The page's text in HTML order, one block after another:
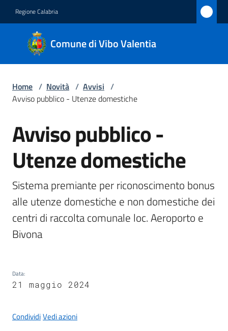
Regione Calabria
Comune di Vibo Valentia
Comune
di Vibo
Valentia
Novità
Menu selezionato
Servizi
Vivere
Vibo
Valentia
A
o
Home / Novità / Avvisi /
Avviso pubblico - Utenze domestiche
Salta al contenuto
Avviso pubblico -
Utenze domestiche
Sistema premiante per riconoscimento bonus
alle utenze domestiche e non domestiche dei
centri di raccolta comunale loc. Aeroporto e
Bivona
Data:
21 maggio 2024
CondividiVedi azioni